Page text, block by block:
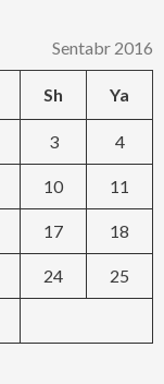
Sentabr 2016
Sh Ya
3 4
10 11
17 18
24 25